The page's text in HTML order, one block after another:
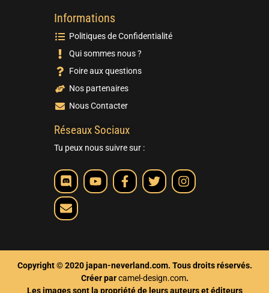
Informations
Politiques de Confidentialité
Qui sommes nous ?
Foire aux questions
Nos partenaires
Nous Contacter
Réseaux Sociaux
Tu peux nous suivre sur :
Copyright © 2020 japan-neverland.com. Tous droits réservés.
Créer parcamel-design.com.
Les images sont la propriété de leurs auteurs et éditeurs